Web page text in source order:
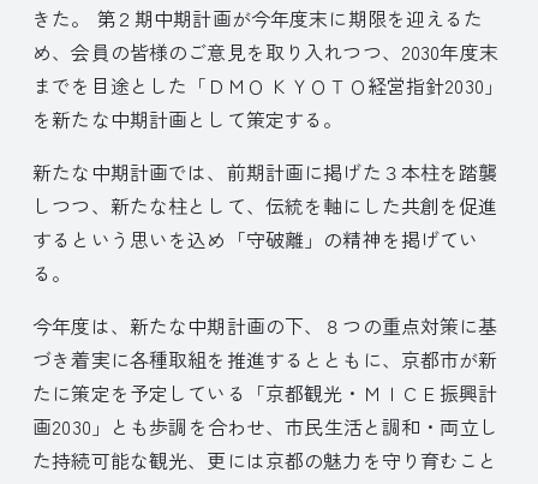
きた。 第２期中期計画が今年度末に期限を迎えるた
め、会員の皆様のご意見を取り入れつつ、2030年度末
までを目途とした「ＤＭＯ ＫＹＯＴＯ経営指針2030」
を新たな中期計画として策定する。
新たな中期計画では、前期計画に掲げた３本柱を踏襲
しつつ、新たな柱として、伝統を軸にした共創を促進
するという思いを込め「守破離」の精神を掲げてい
る。
今年度は、新たな中期計画の下、８つの重点対策に基
づき着実に各種取組を推進するとともに、京都市が新
たに策定を予定している「京都観光・ＭＩＣＥ振興計
画2030」とも歩調を合わせ、市民生活と調和・両立し
た持続可能な観光、更には京都の魅力を守り育むこと